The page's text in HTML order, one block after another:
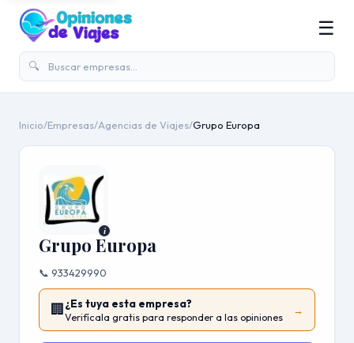
🔍
☰
Inicio/Empresas/Agencias de Viajes/Grupo Europa
i
Grupo Europa
📞 933429990
🏢¿Es tuya esta empresa?
Verifícala gratis para responder a las opiniones
→